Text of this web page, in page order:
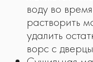
воду во
растворить
удалить
ворс с